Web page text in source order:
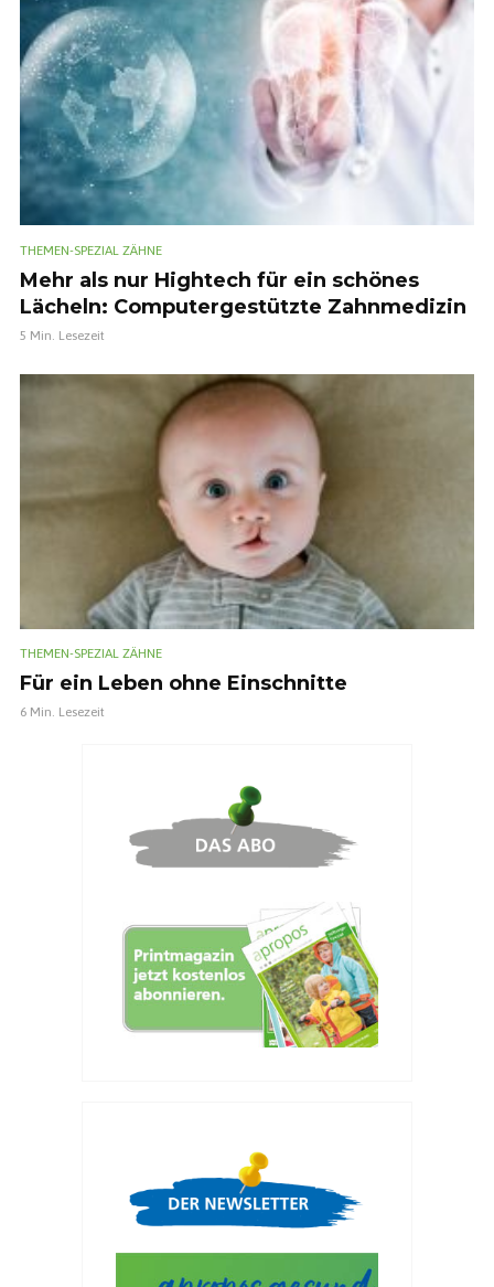
THEMEN-SPEZIAL ZÄHNE
Mehr als nur Hightech für ein schönes
Lächeln: Computergestützte Zahnmedizin
5 Min. Lesezeit
THEMEN-SPEZIAL ZÄHNE
Für ein Leben ohne Einschnitte
6 Min. Lesezeit